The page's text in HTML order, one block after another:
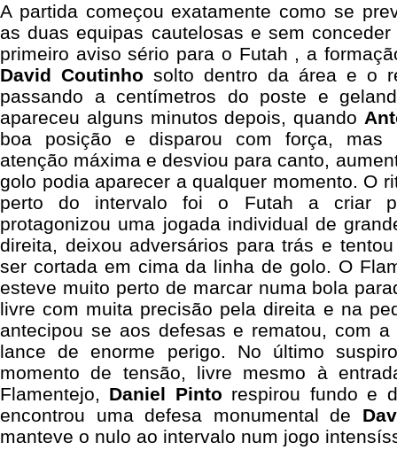
A partida começou exatamente como se
as duas equipas cautelosas e sem
primeiro aviso sério para o Futah , a
David Coutinho solto dentro da área e o
passando a centímetros do poste e
apareceu alguns minutos depois, quando
boa posição e disparou com força, mas
atenção máxima e desviou para canto,
golo podia aparecer a qualquer momento. O
perto do intervalo foi o Futah a criar
protagonizou uma jogada individual de
direita, deixou adversários para trás e
ser cortada em cima da linha de golo. O
esteve muito perto de marcar numa bola
livre com muita precisão pela direita e na
antecipou se aos defesas e rematou, com
lance de enorme perigo. No último
momento de tensão, livre mesmo à
Flamentejo, Daniel Pinto respirou fundo e
encontrou uma defesa monumental de
manteve o nulo ao intervalo num jogo